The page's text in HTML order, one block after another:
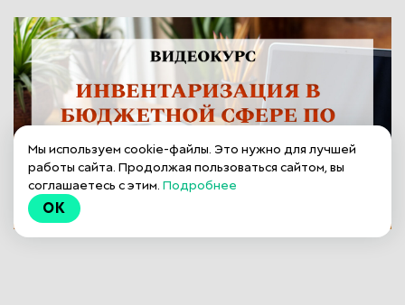
Мы используем cookie-файлы. Это нужно для лучшей
работы сайта. Продолжая пользоваться сайтом, вы
соглашаетесь с этим. Подробнее
OK